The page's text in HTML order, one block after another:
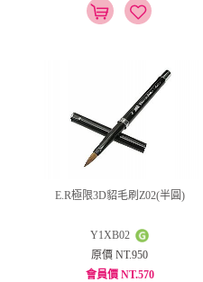
E.R極限3D貂毛刷Z02(半圓)
Y1XB02
原價 NT.950
會員價 NT.570